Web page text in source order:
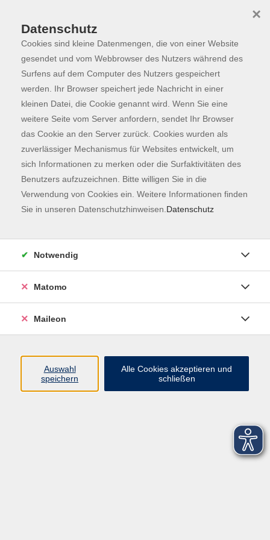
Skip to main content
Programm
Der Kurs konnte nicht gefunden werden.
Kontaktformular
Impressum
AGB
Datenschutzerklärung
Datenschutz
Cookies sind kleine Datenmengen, die von einer Website
gesendet und vom Webbrowser des Nutzers während des
Surfens auf dem Computer des Nutzers gespeichert
werden. Ihr Browser speichert jede Nachricht in einer
kleinen Datei, die Cookie genannt wird. Wenn Sie eine
weitere Seite vom Server anfordern, sendet Ihr Browser
das Cookie an den Server zurück. Cookies wurden als
zuverlässiger Mechanismus für Websites entwickelt, um
sich Informationen zu merken oder die Surfaktivitäten des
Benutzers aufzuzeichnen. Bitte willigen Sie in die
Verwendung von Cookies ein. Weitere Informationen finden
Sie in unseren Datenschutzhinweisen. Datenschutz
×
Notwendig
Matomo
Maileon
Auswahl
speichern
Alle Cookies akzeptieren und
schließen